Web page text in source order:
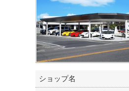
ショップ名